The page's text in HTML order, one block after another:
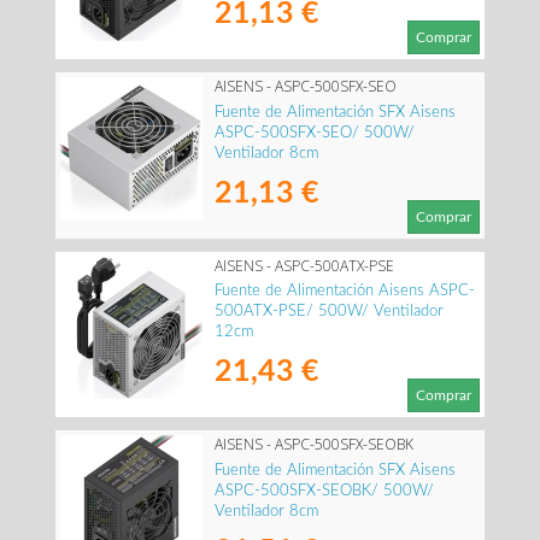
21,13 €
Comprar
AISENS - ASPC-500SFX-SEO
Fuente de Alimentación SFX Aisens
ASPC-500SFX-SEO/ 500W/
Ventilador 8cm
21,13 €
Comprar
AISENS - ASPC-500ATX-PSE
Fuente de Alimentación Aisens ASPC-
500ATX-PSE/ 500W/ Ventilador
12cm
21,43 €
Comprar
AISENS - ASPC-500SFX-SEOBK
Fuente de Alimentación SFX Aisens
ASPC-500SFX-SEOBK/ 500W/
Ventilador 8cm